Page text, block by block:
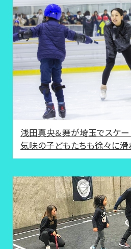
浅田真央＆舞が埼玉でスケー
気味の子どもたちも徐々に滑